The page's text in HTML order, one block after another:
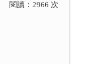
閱讀： 2966 次